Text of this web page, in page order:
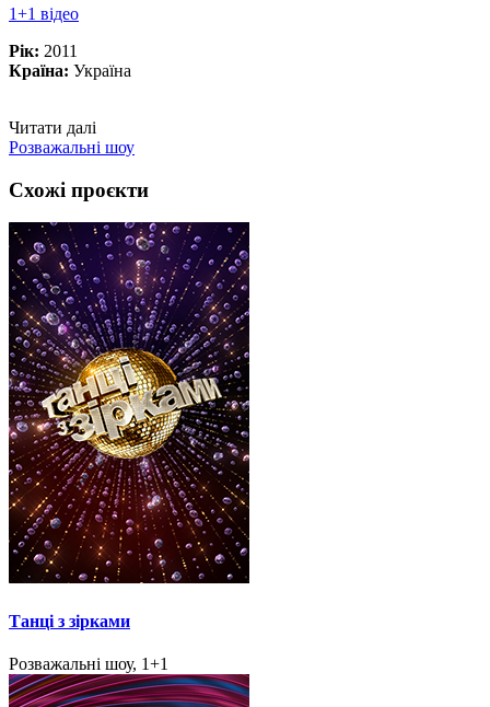
1+1 відео
Рік: 2011
Країна: Україна
Читати далі
Розважальні шоу
Схожі проєкти
Танці з зірками
Розважальні шоу, 1+1